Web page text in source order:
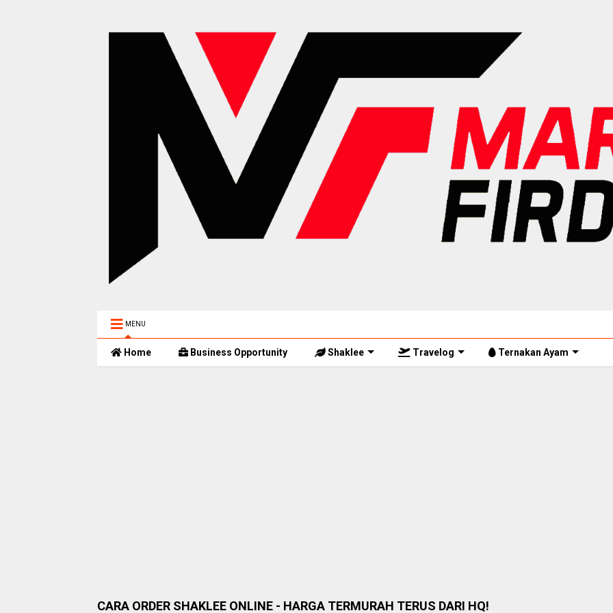
MENU
Home Business Opportunity Shaklee Travelog Ternakan Ayam
CARA ORDER SHAKLEE ONLINE - HARGA TERMURAH TERUS DARI HQ!